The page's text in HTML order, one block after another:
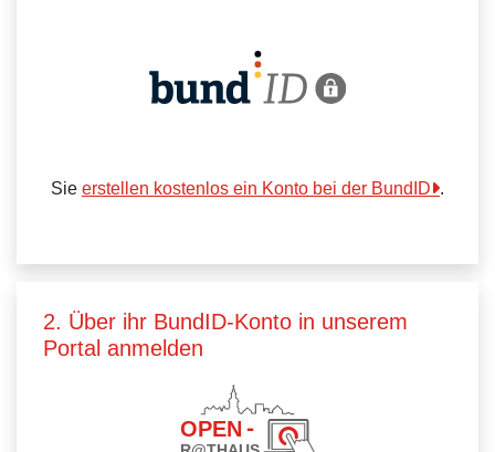
Sie erstellen kostenlos ein Konto bei der BundID .
2. Über ihr BundID-Konto in unserem
Portal anmelden